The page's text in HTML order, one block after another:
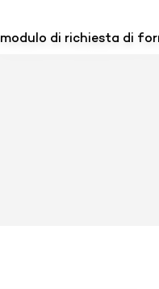
modulo di richiesta di